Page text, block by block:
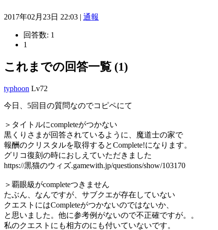
2017年02月23日 22:03 | 通報
回答数: 1
1
これまでの回答一覧 (1)
typhoon Lv72
今日、5回目の質問なのでコピペにて
＞タイトルにcompleteがつかない
黒くりさまが回答されているように、魔道士の家で
報酬のクリスタルを取得するとComplete!になります。
グリコ復刻の時におしえていただきました
https://黒猫のウィズ.gamewith.jp/questions/show/103170
＞覇眼級がcompleteつきません
たぶん、なんですが、サブクエが存在していない
クエストにはCompleteがつかないのではないか、
と思いました。他に参考例がないので不正確ですが。。
私のクエストにも相方のにも付いていないです。